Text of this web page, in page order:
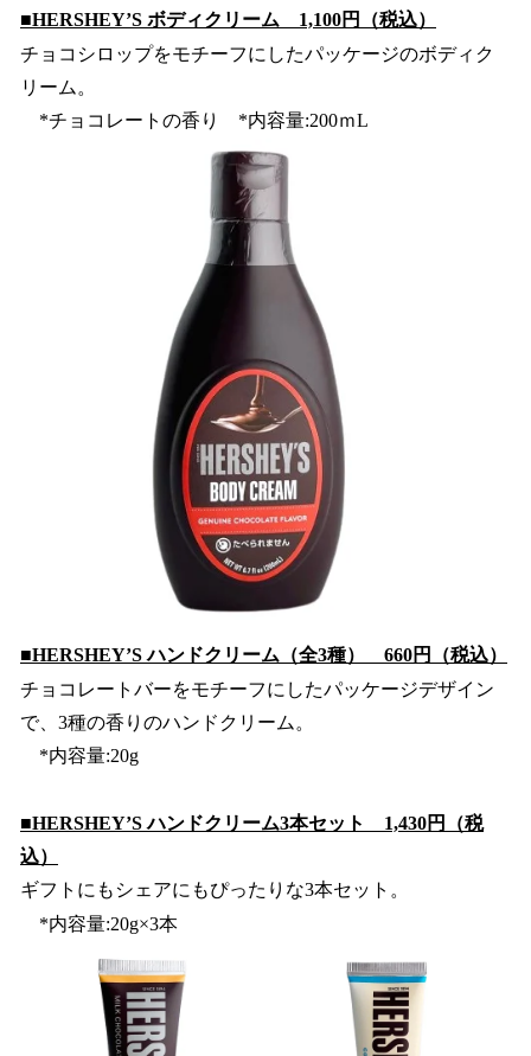
■HERSHEY’S ボディクリーム 1,100円（税込）
チョコシロップをモチーフにしたパッケージのボディク
リーム。
*チョコレートの香り *内容量:200ｍL
■HERSHEY’S ハンドクリーム（全3種） 660円（税込）
チョコレートバーをモチーフにしたパッケージデザイン
で、3種の香りのハンドクリーム。
*内容量:20g
■HERSHEY’S ハンドクリーム3本セット 1,430円（税
込）
ギフトにもシェアにもぴったりな3本セット。
*内容量:20g×3本